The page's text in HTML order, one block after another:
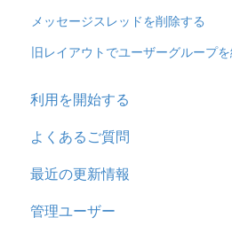
メッセージスレッドを削除する
旧レイアウトでユーザーグループ
利用を開始する
よくあるご質問
契約
トライアル
最近の更新情報
2026年8月アップデート
管理ユーザー